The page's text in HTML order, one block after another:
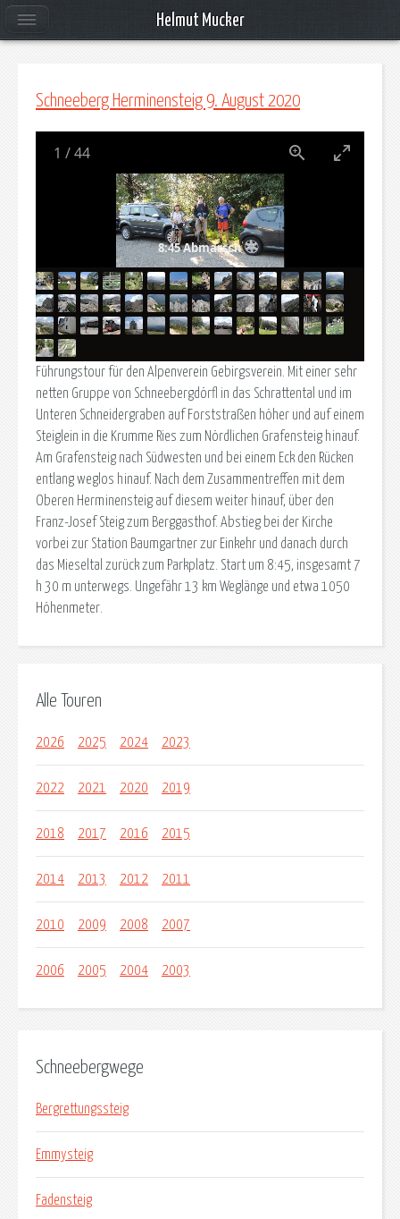
Schneeberg Herminensteig 9. August 2020
8:45 Abmarsch
1 /44
Führungstour für den Alpenverein Gebirgsverein. Mit einer sehr
netten Gruppe von Schneebergdörfl in das Schrattental und im
Unteren Schneidergraben auf Forststraßen höher und auf einem
Steiglein in die Krumme Ries zum Nördlichen Grafensteig hinauf.
Am Grafensteig nach Südwesten und bei einem Eck den Rücken
entlang weglos hinauf. Nach dem Zusammentreffen mit dem
Oberen Herminensteig auf diesem weiter hinauf, über den
Franz-Josef Steig zum Berggasthof. Abstieg bei der Kirche
vorbei zur Station Baumgartner zur Einkehr und danach durch
das Mieseltal zurück zum Parkplatz. Start um 8:45, insgesamt 7
h 30 m unterwegs. Ungefähr 13 km Weglänge und etwa 1050
Höhenmeter.
Alle Touren
2026 2025 2024 2023
2022 2021 2020 2019
2018 2017 2016 2015
2014 2013 2012 2011
2010 2009 2008 2007
2006 2005 2004 2003
Schneebergwege
Bergrettungssteig
Emmysteig
Fadensteig
Helmut Mucker